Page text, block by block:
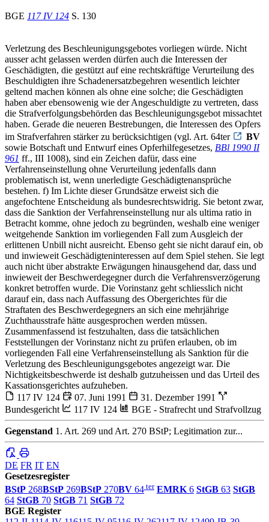
BGE 117 IV 124 S. 130
Verletzung des Beschleunigungsgebotes vorliegen würde. Nicht
ausser acht gelassen werden dürfen auch die Interessen der
Geschädigten, die gestützt auf eine rechtskräftige Verurteilung des
Beschuldigten ihre Schadenersatzbegehren wesentlich leichter
geltend machen können als ohne eine solche; die Geschädigten
haben aber ebensowenig wie der Angeschuldigte zu vertreten, dass
die Strafverfolgungsbehörden das Beschleunigungsgebot missachtet
haben. Gerade die neueren Bestrebungen, die Interessen des Opfers
im Strafverfahren stärker zu berücksichtigen (vgl. Art. 64ter
BV
sowie Botschaft und Entwurf eines Opferhilfegesetzes, BBl 1990 II
961 ff., III 1008), sind ein Zeichen dafür, dass eine
Verfahrenseinstellung ohne Verurteilung jedenfalls dann
problematisch ist, wenn unerledigte Geschädigtenansprüche
bestehen. f) Im Lichte dieser Grundsätze erweist sich die
angefochtene Entscheidung als bundesrechtswidrig. Sie betont zwar,
dass die Sanktion der Verfahrenseinstellung nur als ultima ratio in
Betracht komme, ohne jedoch zu begründen, weshalb eine weniger
weitgehende Sanktion im vorliegenden Fall zum Ausgleich der
erlittenen Unbill nicht ausreicht. Ebenso geht sie nicht darauf ein, ob
und inwieweit Geschädigteninteressen auf dem Spiel stehen. Sie legt
auch nicht über abstrakte Erwägungen hinausgehend dar, dass und
inwieweit der Beschwerdegegner durch die Verfahrensverzögerung
konkret betroffen wurde. Die Vorinstanz geht schliesslich nicht
darauf ein, dass nach Auffassung des Obergerichtes für die
Straftaten des Beschwerdegegners an sich eine mehrjährige
Zuchthausstrafe hätte ausgesprochen werden müssen.
Zusammenfassend ist festzuhalten, dass die tatsächlichen
Feststellungen der Vorinstanz nicht zu prüfen erlauben, ob im
vorliegenden Fall eine Verfahrenseinstellung als Sanktion für die
Verletzung des Beschleunigungsgebotes angezeigt war. Die
Nichtigkeitsbeschwerde ist deshalb gutzuheissen und das Urteil des
Kassationsgerichtes aufzuheben.
117 IV 124
07. Juni 1991
31. Dezember 1991
Bundesgericht
117 IV 124 BGE - Strafrecht und Strafvollzug
Gegenstand 1. Art. 269 und Art. 270 BStP; Legitimation zur...
DE FR IT EN
Gesetzesregister
BStP 268BStP 269BStP 270BV 64 ter EMRK 6 StGB 63 StGB
64 StGB 70 StGB 71 StGB 72
BGE Register